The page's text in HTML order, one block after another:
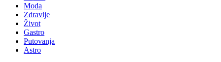
Moda
Zdravlje
Život
Gastro
Putovanja
Astro